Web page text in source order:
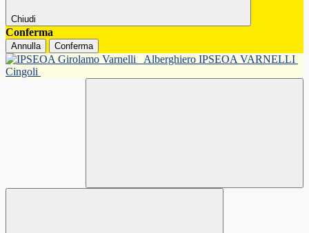
Chiudi
Conferma
Annulla Conferma
Alberghiero IPSEOA VARNELLI
Cingoli